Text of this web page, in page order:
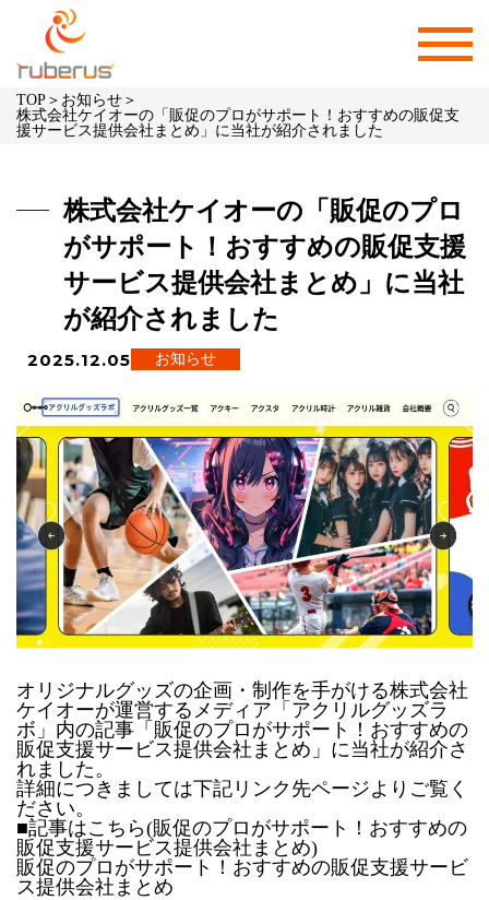
TOP ＞ お知らせ ＞
株式会社ケイオーの「販促のプロがサポート！おすすめの販促支
援サービス提供会社まとめ」に当社が紹介されました
株式会社ケイオーの「販促のプロ
がサポート！おすすめの販促支援
サービス提供会社まとめ」に当社
が紹介されました
2025.12.05 お知らせ
オリジナルグッズの企画・制作を手がける株式会社
ケイオーが運営するメディア「 アクリルグッズラ
ボ 」内の記事「 販促のプロがサポート！おすすめの
販促支援サービス提供会社まとめ 」に当社が紹介さ
れました。
詳細につきましては下記リンク先ページよりご覧く
ださい。
■記事はこちら(販促のプロがサポート！おすすめの
販促支援サービス提供会社まとめ)
販促のプロがサポート！おすすめの販促支援サービ
ス提供会社まとめ